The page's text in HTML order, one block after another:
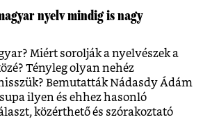
nyelv mindig is nagy
Miért sorolják a nyelvészek a
Tényleg olyan nehéz
Bemutatták Nádasdy Ádám
ilyen és ehhez hasonló
közérthető és szórakoztató